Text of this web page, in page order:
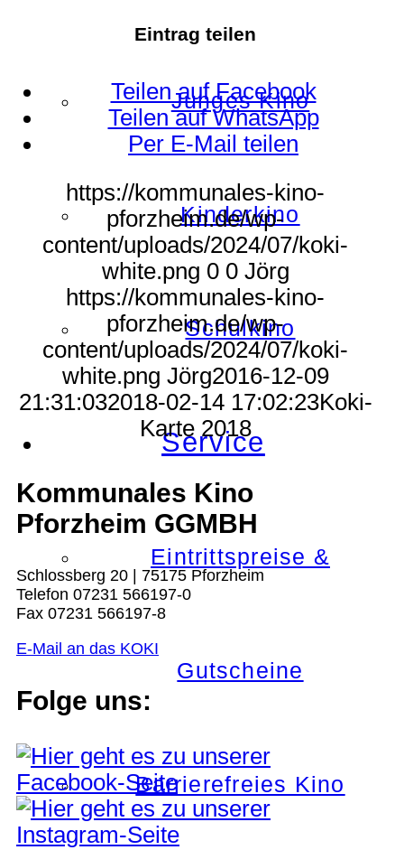
Junges Kino
Kinderkino
Schulkino
Service
Eintrittspreise &
Gutscheine
Barrierefreies Kino
Eintrag teilen
Teilen auf Facebook
Teilen auf WhatsApp
Per E-Mail teilen
https://kommunales-kino-
pforzheim.de/wp-
content/uploads/2024/07/koki-
white.png 0 0 Jörg
https://kommunales-kino-
pforzheim.de/wp-
content/uploads/2024/07/koki-
white.png Jörg2016-12-09
21:31:032018-02-14 17:02:23Koki-
Karte 2018
Kommunales Kino
Pforzheim GGMBH
Schlossberg 20 | 75175 Pforzheim
Telefon 07231 566197-0
Fax 07231 566197-8
E-Mail an das KOKI
Folge uns: